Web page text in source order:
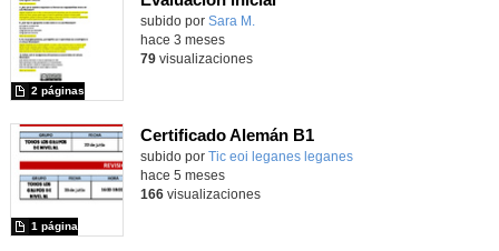
Contenido educativo.
subido por Sara M.
2 páginas
hace 3 meses
79visualizaciones
Certificado Alemán B1
subido por Tic eoi leganes leganes
1 página
-
hace 5 meses
166visualizaciones